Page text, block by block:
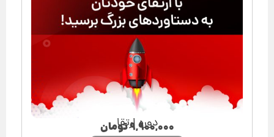
دوره ارتقا
۹,۹۰۰,۰۰۰تومان